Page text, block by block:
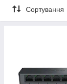
PoE комутатори
подавати
мережу.
потрібно
PoE-комутатор
Сортування